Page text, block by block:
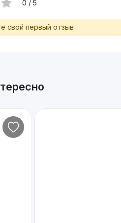
0 / 5
свой первый отзыв